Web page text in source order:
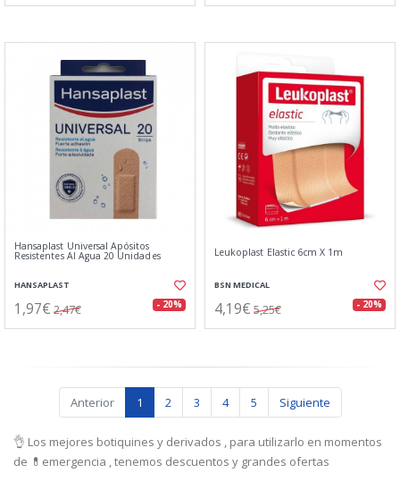
Hansaplast Universal Apósitos
Resistentes Al Agua 20 Unidades
HANSAPLAST
1,97€ 2,47€ - 20%
Leukoplast Elastic 6cm X 1m
BSN MEDICAL
4,19€ 5,25€ - 20%
Anterior 1 2 3 4 5 Siguiente
👌 Los mejores botiquines y derivados , para utilizarlo en momentos
de 💊emergencia , tenemos descuentos y grandes ofertas